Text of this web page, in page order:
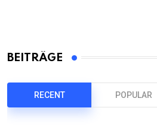
BEITRÄGE
RECENT POPULAR